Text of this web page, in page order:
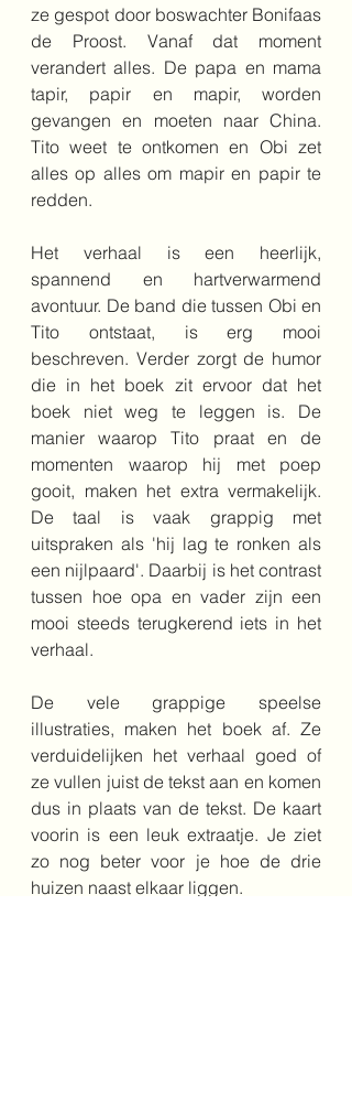
ze gespot door boswachter Bonifaas
de Proost. Vanaf dat moment
verandert alles. De papa en mama
tapir, papir en mapir, worden
gevangen en moeten naar China.
Tito weet te ontkomen en Obi zet
alles op alles om mapir en papir te
redden.
Het verhaal is een heerlijk,
spannend en hartverwarmend
avontuur. De band die tussen Obi en
Tito ontstaat, is erg mooi
beschreven. Verder zorgt de humor
die in het boek zit ervoor dat het
boek niet weg te leggen is. De
manier waarop Tito praat en de
momenten waarop hij met poep
gooit, maken het extra vermakelijk.
De taal is vaak grappig met
uitspraken als 'hij lag te ronken als
een nijlpaard'. Daarbij is het contrast
tussen hoe opa en vader zijn een
mooi steeds terugkerend iets in het
verhaal.
De vele grappige speelse
illustraties, maken het boek af. Ze
verduidelijken het verhaal goed of
ze vullen juist de tekst aan en komen
dus in plaats van de tekst. De kaart
voorin is een leuk extraatje. Je ziet
zo nog beter voor je hoe de drie
huizen naast elkaar liggen.